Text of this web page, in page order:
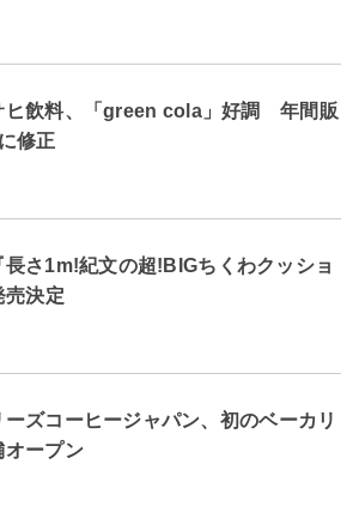
ヒ飲料、「green cola」好調 年間販
修正
さ1m!紀文の超!BIGちくわクッショ
売決定
ーズコーヒージャパン、初のベーカリ
オープン